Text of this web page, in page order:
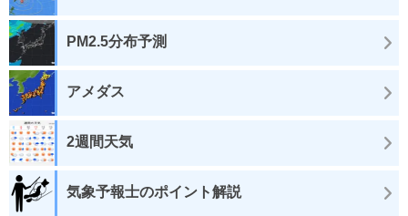
PM2.5分布予測
アメダス
2週間天気
気象予報士のポイント解説